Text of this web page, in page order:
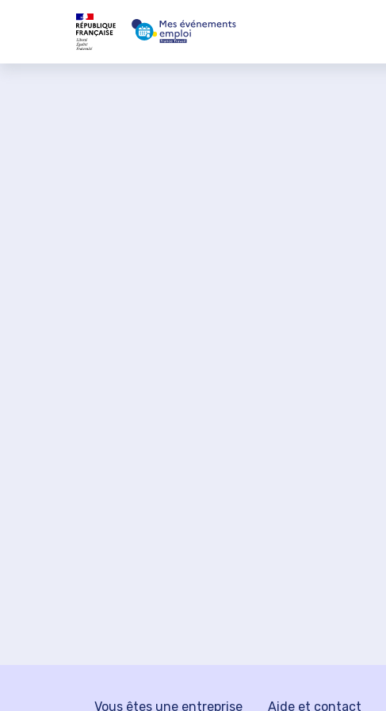
Vous êtes une entreprise Aide et contact